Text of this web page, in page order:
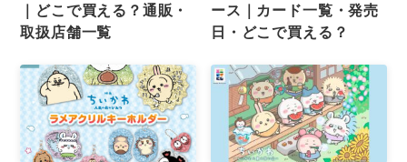
｜どこで買える？通販・
取扱店舗一覧
ース｜カード一覧・発売
日・どこで買える？